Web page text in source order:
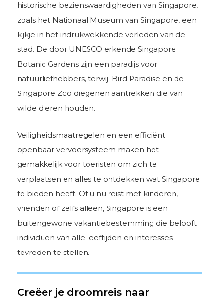
historische bezienswaardigheden van Singapore,
zoals het Nationaal Museum van Singapore, een
kijkje in het indrukwekkende verleden van de
stad. De door UNESCO erkende Singapore
Botanic Gardens zijn een paradijs voor
natuurliefhebbers, terwijl Bird Paradise en de
Singapore Zoo diegenen aantrekken die van
wilde dieren houden.
Veiligheidsmaatregelen en een efficiënt
openbaar vervoersysteem maken het
gemakkelijk voor toeristen om zich te
verplaatsen en alles te ontdekken wat Singapore
te bieden heeft. Of u nu reist met kinderen,
vrienden of zelfs alleen, Singapore is een
buitengewone vakantiebestemming die belooft
individuen van alle leeftijden en interesses
tevreden te stellen.
Creëer je droomreis naar